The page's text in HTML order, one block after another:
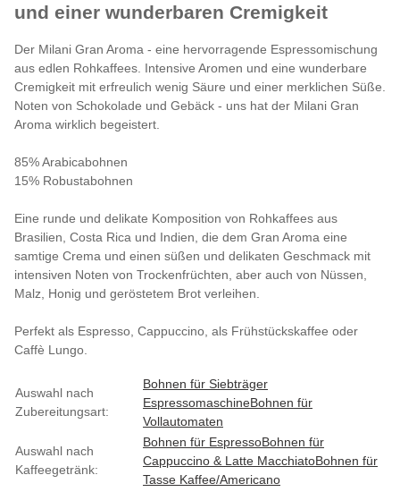
und einer wunderbaren Cremigkeit
Der Milani Gran Aroma - eine hervorragende Espressomischung
aus edlen Rohkaffees. Intensive Aromen und eine wunderbare
Cremigkeit mit erfreulich wenig Säure und einer merklichen Süße.
Noten von Schokolade und Gebäck - uns hat der Milani Gran
Aroma wirklich begeistert.
85% Arabicabohnen
15% Robustabohnen
Eine runde und delikate Komposition von Rohkaffees aus
Brasilien, Costa Rica und Indien, die dem Gran Aroma eine
samtige Crema und einen süßen und delikaten Geschmack mit
intensiven Noten von Trockenfrüchten, aber auch von Nüssen,
Malz, Honig und geröstetem Brot verleihen.
Perfekt als Espresso, Cappuccino, als Frühstückskaffee oder
Caffè Lungo.
Auswahl nach
Zubereitungsart:
Bohnen für Siebträger
EspressomaschineBohnen für
Vollautomaten
Auswahl nach
Kaffeegetränk:
Bohnen für EspressoBohnen für
Cappuccino & Latte MacchiatoBohnen für
Tasse Kaffee/Americano